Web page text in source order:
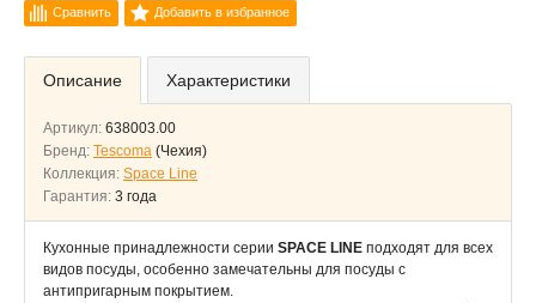
Сравнить Добавить в избранное
Описание Характеристики
Артикул: 638003.00
Бренд: Tescoma (Чехия)
Коллекция: Space Line
Гарантия: 3 года
Кухонные принадлежности серии SPACE LINE подходят для всех
видов посуды, особенно замечательны для посуды с
антипригарным покрытием.